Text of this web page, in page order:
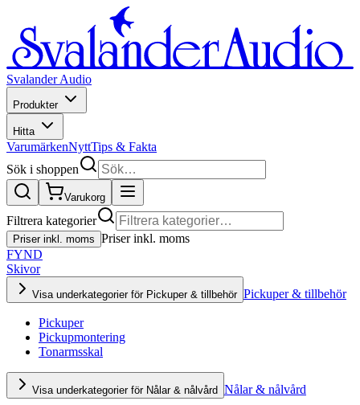
Svalander Audio
Produkter
Hitta
VarumärkenNyttTips & Fakta
Sök i shoppen
Varukorg
Filtrera kategorier
Priser inkl. moms Priser inkl. moms
FYND
Skivor
Visa underkategorier för Pickuper & tillbehör Pickuper & tillbehör
Pickuper
Pickupmontering
Tonarmsskal
Visa underkategorier för Nålar & nålvård Nålar & nålvård